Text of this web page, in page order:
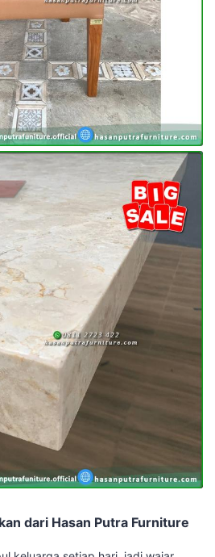
dari Hasan Putra Furniture